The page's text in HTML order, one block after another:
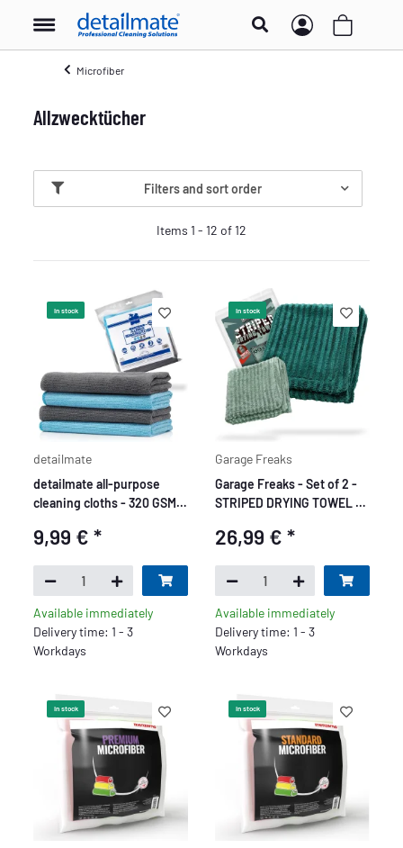
Microfiber
Allzwecktücher
Filters and sort order
Items 1 - 12 of 12
In stock
detailmate
detailmate all-purpose
cleaning cloths - 320 GSM,
blue - packed - pack of 4
9,99 €*
Available immediately
Delivery time: 1 - 3
Workdays
In stock
Garage Freaks
Garage Freaks - Set of 2 -
STRIPED DRYING TOWEL -
40x40cm, 1300 GSM
26,99 € *
Available immediately
Delivery time: 1 - 3
Workdays
In stock In stock